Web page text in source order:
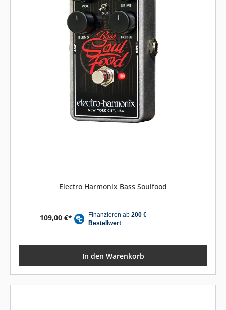
Electro Harmonix Bass Soulfood
109,00 €*
In den Warenkorb